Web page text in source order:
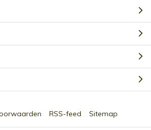
RSS-feed Sitemap